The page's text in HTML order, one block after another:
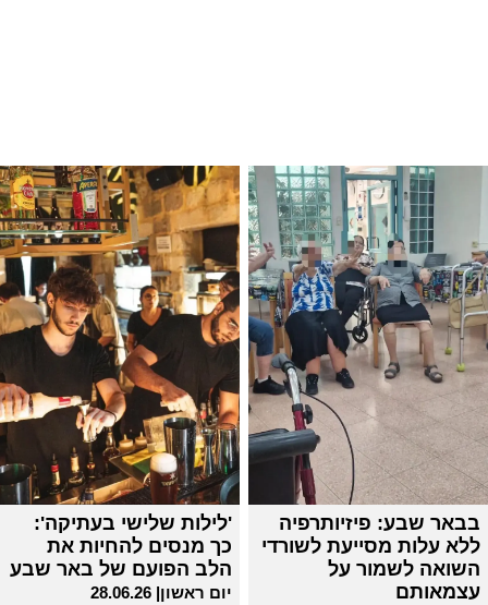
בבאר שבע: פיזיותרפיה
ללא עלות מסייעת לשורדי
השואה לשמור על
עצמאותם
'לילות שלישי בעתיקה':
כך מנסים להחיות את
הלב הפועם של באר שבע
יום ראשון| 28.06.26